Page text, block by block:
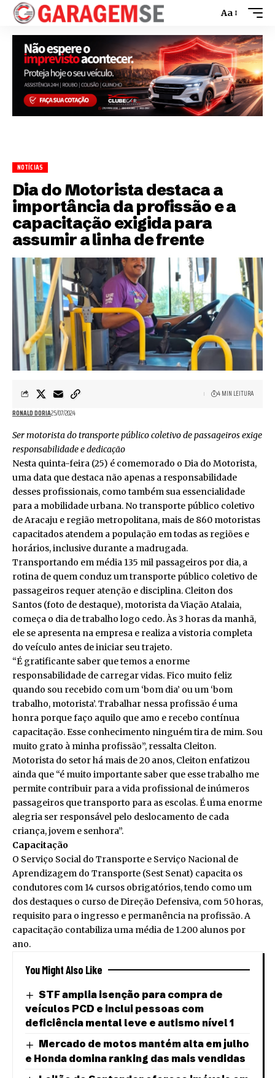
Aa
NOTÍCIAS
Dia do Motorista destaca a
importância da profissão e a
capacitação exigida para
assumir a linha de frente
RONALD DORIA25/07/2024
4 MIN LEITURA
Ser motorista do transporte público coletivo de passageiros exige
responsabilidade e dedicação
Nesta quinta-feira (25) é comemorado o Dia do Motorista,
uma data que destaca não apenas a responsabilidade
desses profissionais, como também sua essencialidade
para a mobilidade urbana. No transporte público coletivo
de Aracaju e região metropolitana, mais de 860 motoristas
capacitados atendem a população em todas as regiões e
horários, inclusive durante a madrugada.
Transportando em média 135 mil passageiros por dia, a
rotina de quem conduz um transporte público coletivo de
passageiros requer atenção e disciplina. Cleiton dos
Santos (foto de destaque), motorista da Viação Atalaia,
começa o dia de trabalho logo cedo. Às 3 horas da manhã,
ele se apresenta na empresa e realiza a vistoria completa
do veículo antes de iniciar seu trajeto.
“É gratificante saber que temos a enorme
responsabilidade de carregar vidas. Fico muito feliz
quando sou recebido com um ‘bom dia’ ou um ‘bom
trabalho, motorista’. Trabalhar nessa profissão é uma
honra porque faço aquilo que amo e recebo contínua
capacitação. Esse conhecimento ninguém tira de mim. Sou
muito grato à minha profissão”, ressalta Cleiton.
Motorista do setor há mais de 20 anos, Cleiton enfatizou
ainda que “é muito importante saber que esse trabalho me
permite contribuir para a vida profissional de inúmeros
passageiros que transporto para as escolas. É uma enorme
alegria ser responsável pelo deslocamento de cada
criança, jovem e senhora”.
Capacitação
O Serviço Social do Transporte e Serviço Nacional de
Aprendizagem do Transporte (Sest Senat) capacita os
condutores com 14 cursos obrigatórios, tendo como um
dos destaques o curso de Direção Defensiva, com 50 horas,
requisito para o ingresso e permanência na profissão. A
capacitação contabiliza uma média de 1.200 alunos por
ano.
You Might Also Like
STF amplia isenção para compra de
veículos PCD e inclui pessoas com
deficiência mental leve e autismo nível 1
Mercado de motos mantém alta em julho
e Honda domina ranking das mais vendidas